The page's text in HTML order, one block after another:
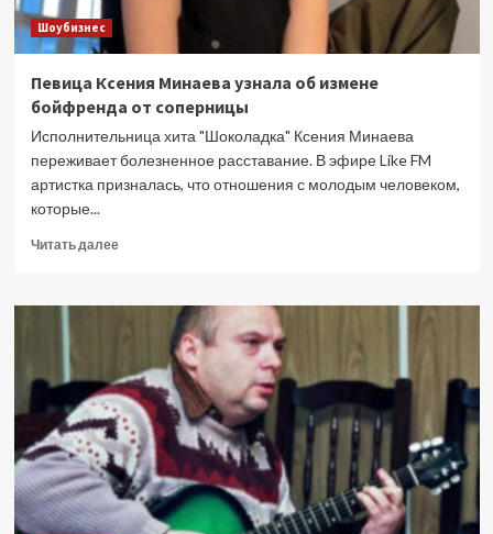
Шоубизнес
Певица Ксения Минаева узнала об измене
бойфренда от соперницы
Исполнительница хита "Шоколадка" Ксения Минаева
переживает болезненное расставание. В эфире Like FM
артистка призналась, что отношения с молодым человеком,
которые...
Читать далееПрочитать
Певица
Минаева
узнала
об
измене
бойфренда
от
соперницы